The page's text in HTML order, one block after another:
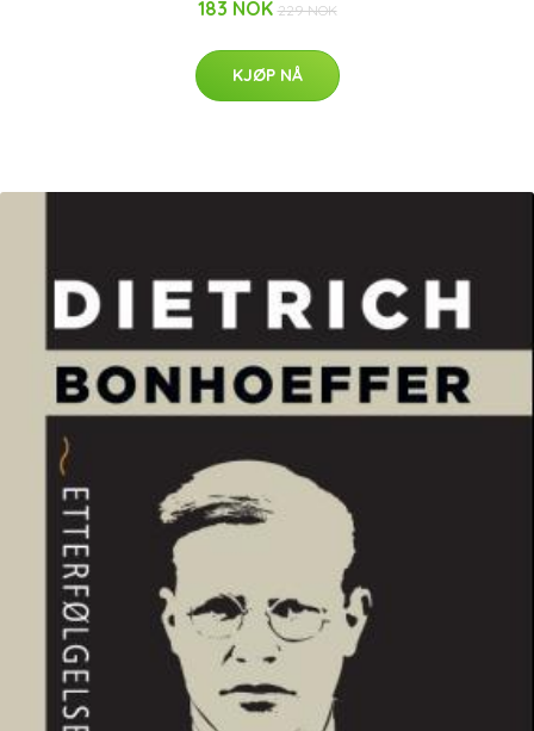
183 NOK 229 NOK
KJØP NÅ